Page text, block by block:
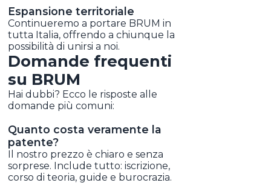
Espansione territoriale
Continueremo a portare BRUM in
tutta Italia, offrendo a chiunque la
possibilità di unirsi a noi.
Domande frequenti
su BRUM
Hai dubbi? Ecco le risposte alle
domande più comuni:
Quanto costa veramente la
patente?
Il nostro prezzo è chiaro e senza
sorprese. Include tutto: iscrizione,
corso di teoria, guide e burocrazia.